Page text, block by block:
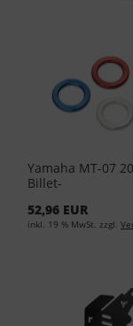
Yamaha MT-07
Billet-
Abdeckung hinten
52,96 EUR
inkl. 19 % MwSt. zzgl.